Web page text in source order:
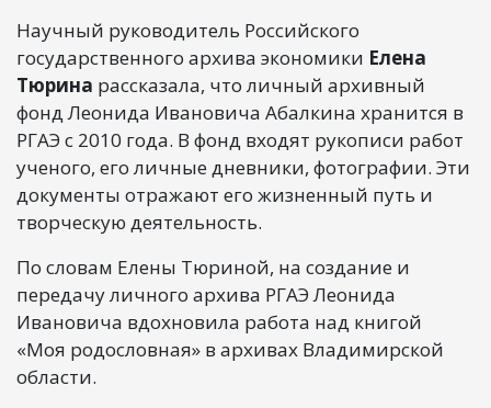
Научный руководитель Российского
государственного архива экономики Елена
Тюрина рассказала, что личный архивный
фонд Леонида Ивановича Абалкина хранится в
РГАЭ с 2010 года. В фонд входят рукописи работ
ученого, его личные дневники, фотографии. Эти
документы отражают его жизненный путь и
творческую деятельность.
По словам Елены Тюриной, на создание и
передачу личного архива РГАЭ Леонида
Ивановича вдохновила работа над книгой
«Моя родословная» в архивах Владимирской
области.